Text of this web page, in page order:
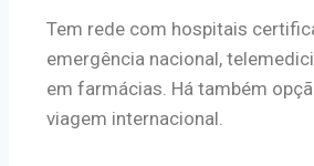
Tem rede com hospitais
emergência nacional,
em farmácias. Há também
viagem internacional.